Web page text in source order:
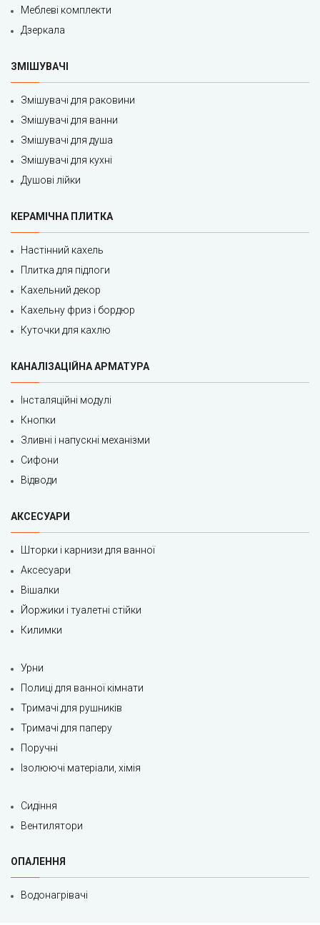
Меблеві комплекти
Дзеркала
ЗМІШУВАЧІ
Змішувачі для раковини
Змішувачі для ванни
Змішувачі для душа
Змішувачі для кухні
Душові лійки
КЕРАМІЧНА ПЛИТКА
Настінний кахель
Плитка для підлоги
Кахельний декор
Кахельну фриз і бордюр
Куточки для кахлю
КАНАЛІЗАЦІЙНА АРМАТУРА
Інсталяційні модулі
Кнопки
Зливні і напускні механізми
Сифони
Відводи
АКСЕСУАРИ
Шторки і карнизи для ванної
Аксесуари
Вішалки
Йоржики і туалетні стійки
Килимки
Урни
Полиці для ванної кімнати
Тримачі для рушників
Тримачі для паперу
Поручні
Ізолюючі матеріали, хімія
Сидіння
Вентилятори
ОПАЛЕННЯ
Водонагрівачі